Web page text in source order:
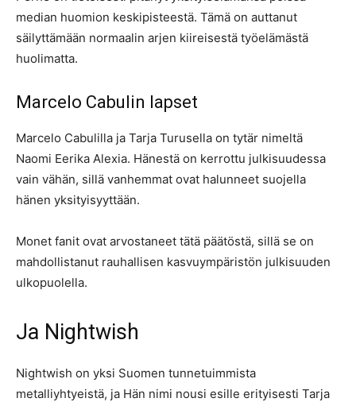
median huomion keskipisteestä. Tämä on auttanut
säilyttämään normaalin arjen kiireisestä työelämästä
huolimatta.
Marcelo Cabulin lapset
Marcelo Cabulilla ja Tarja Turusella on tytär nimeltä
Naomi Eerika Alexia. Hänestä on kerrottu julkisuudessa
vain vähän, sillä vanhemmat ovat halunneet suojella
hänen yksityisyyttään.
Monet fanit ovat arvostaneet tätä päätöstä, sillä se on
mahdollistanut rauhallisen kasvuympäristön julkisuuden
ulkopuolella.
Ja Nightwish
Nightwish on yksi Suomen tunnetuimmista
metalliyhtyeistä, ja Hän nimi nousi esille erityisesti Tarja